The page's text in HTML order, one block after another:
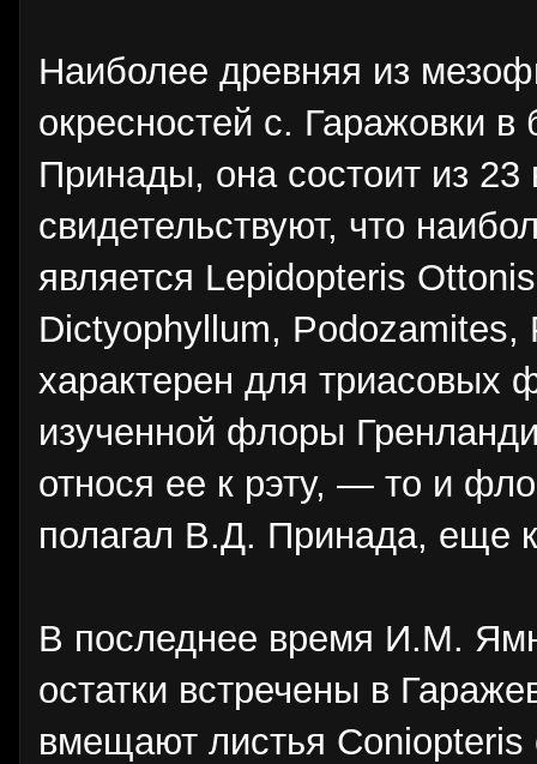
Наиболее древняя из
окресностей с. Гаражовки
Принады, она состоит из
свидетельствуют, что
является Lepidopteris
Dictyophyllum, Podozamites,
характерен для триасовых
изученной флоры
относя ее к рэту, — то и
полагал В.Д. Принада, еще
В последнее время И.М.
остатки встречены в
вмещают листья